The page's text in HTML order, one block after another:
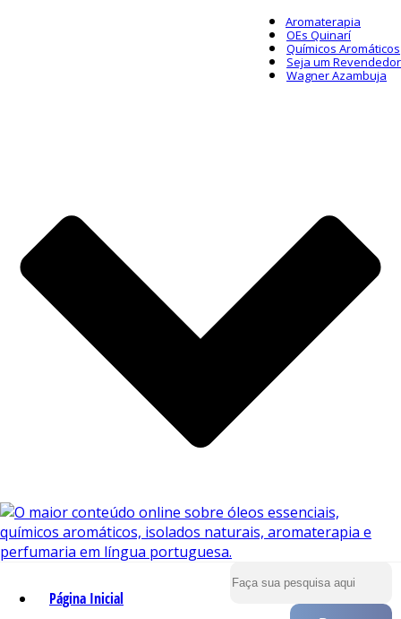
Aromaterapia
OEs Quinarí
Químicos Aromáticos
Seja um Revendedor
Wagner Azambuja
Página Inicial